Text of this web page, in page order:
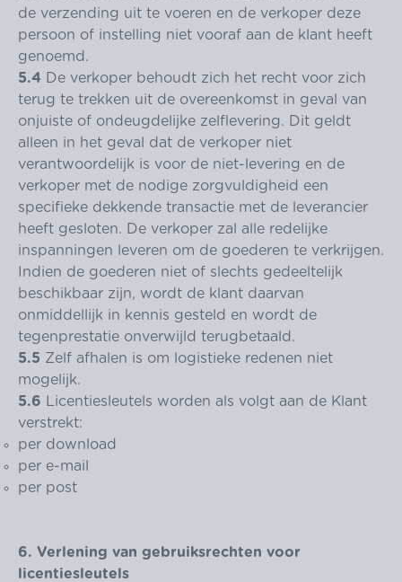
de verzending uit te voeren en de verkoper deze
persoon of instelling niet vooraf aan de klant heeft
genoemd.
5.4 De verkoper behoudt zich het recht voor zich
terug te trekken uit de overeenkomst in geval van
onjuiste of ondeugdelijke zelflevering. Dit geldt
alleen in het geval dat de verkoper niet
verantwoordelijk is voor de niet-levering en de
verkoper met de nodige zorgvuldigheid een
specifieke dekkende transactie met de leverancier
heeft gesloten. De verkoper zal alle redelijke
inspanningen leveren om de goederen te verkrijgen.
Indien de goederen niet of slechts gedeeltelijk
beschikbaar zijn, wordt de klant daarvan
onmiddellijk in kennis gesteld en wordt de
tegenprestatie onverwijld terugbetaald.
5.5 Zelf afhalen is om logistieke redenen niet
mogelijk.
5.6 Licentiesleutels worden als volgt aan de Klant
verstrekt:
per download
per e-mail
per post
6. Verlening van gebruiksrechten voor
licentiesleutels